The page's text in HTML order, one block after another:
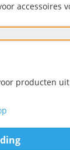
accessoires
producten